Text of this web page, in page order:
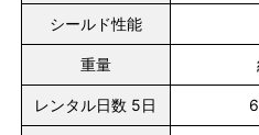
シールド性能
重量
レンタル日数 5日